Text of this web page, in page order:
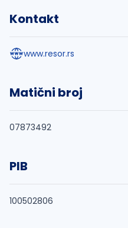
Kontakt
www.resor.rs
Matični broj
07873492
PIB
100502806